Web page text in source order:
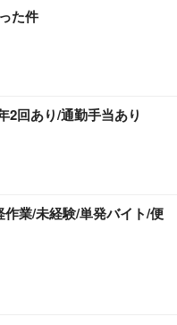
た件
2回あり/通勤手当あり
業/未経験/単発バイト/便